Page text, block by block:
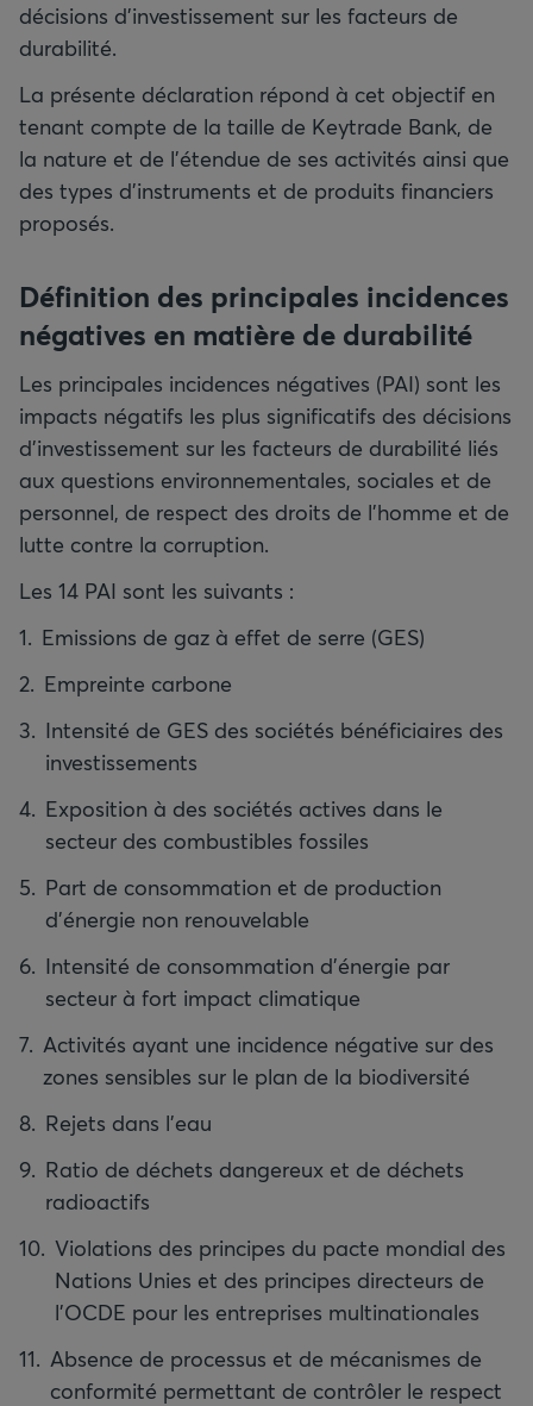
décisions d’investissement sur les facteurs de
durabilité.
La présente déclaration répond à cet objectif en
tenant compte de la taille de Keytrade Bank, de
la nature et de l'étendue de ses activités ainsi que
des types d’instruments et de produits financiers
proposés.
Définition des principales incidences
négatives en matière de durabilité
Les principales incidences négatives (PAI) sont les
impacts négatifs les plus significatifs des décisions
d'investissement sur les facteurs de durabilité liés
aux questions environnementales, sociales et de
personnel, de respect des droits de l’homme et de
lutte contre la corruption.
Les 14 PAI sont les suivants :
Emissions de gaz à effet de serre (GES)
Empreinte carbone
Intensité de GES des sociétés bénéficiaires des
investissements
Exposition à des sociétés actives dans le
secteur des combustibles fossiles
Part de consommation et de production
d'énergie non renouvelable
Intensité de consommation d'énergie par
secteur à fort impact climatique
Activités ayant une incidence négative sur des
zones sensibles sur le plan de la biodiversité
Rejets dans l'eau
Ratio de déchets dangereux et de déchets
radioactifs
Violations des principes du pacte mondial des
Nations Unies et des principes directeurs de
l'OCDE pour les entreprises multinationales
Absence de processus et de mécanismes de
conformité permettant de contrôler le respect